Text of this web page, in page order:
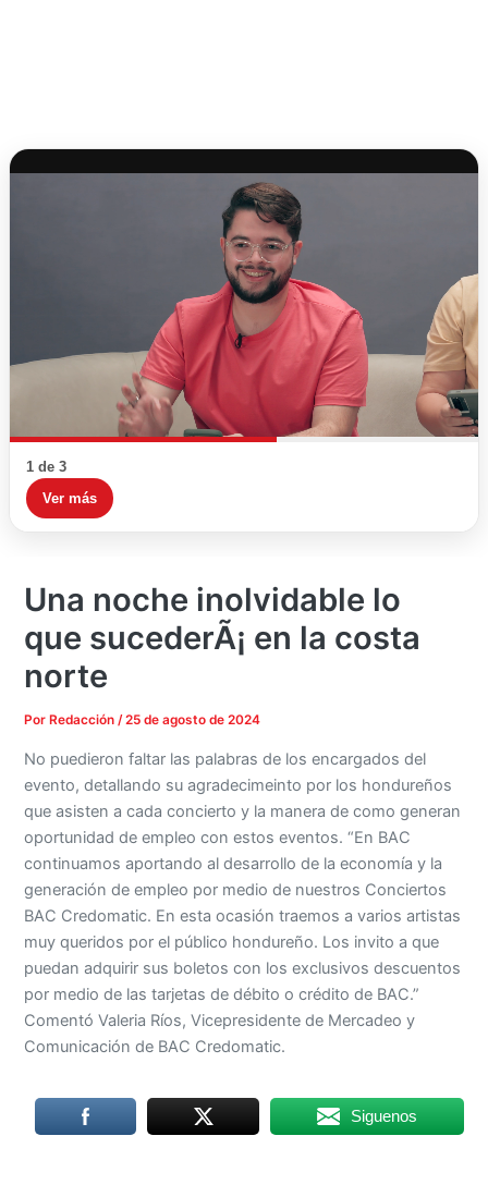
1 de 3
Ver más
Una noche inolvidable lo
que sucederÃ¡ en la costa
norte
Por Redacción/25 de agosto de 2024
No puedieron faltar las palabras de los encargados del
evento, detallando su agradecimeinto por los hondureños
que asisten a cada concierto y la manera de como generan
oportunidad de empleo con estos eventos. “En BAC
continuamos aportando al desarrollo de la economía y la
generación de empleo por medio de nuestros Conciertos
BAC Credomatic. En esta ocasión traemos a varios artistas
muy queridos por el público hondureño. Los invito a que
puedan adquirir sus boletos con los exclusivos descuentos
por medio de las tarjetas de débito o crédito de BAC.”
Comentó Valeria Ríos, Vicepresidente de Mercadeo y
Comunicación de BAC Credomatic.
Siguenos